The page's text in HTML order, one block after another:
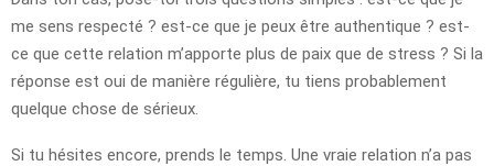
me sens respecté ? est-ce que je peux être authentique ? est-
ce que cette relation m’apporte plus de paix que de stress ? Si la
réponse est oui de manière régulière, tu tiens probablement
quelque chose de sérieux.
Si tu hésites encore, prends le temps. Une vraie relation n’a pas